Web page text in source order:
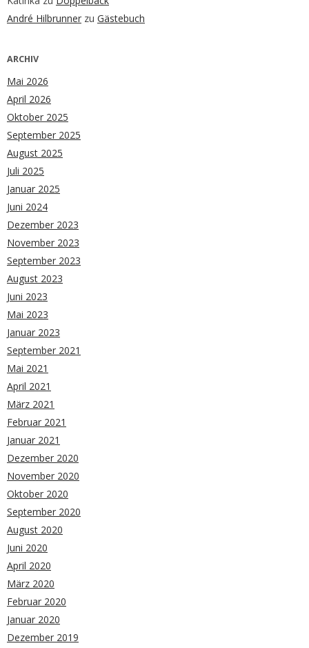
André Hilbrunner zu Gästebuch
ARCHIV
Mai 2026
April 2026
Oktober 2025
September 2025
August 2025
Juli 2025
Januar 2025
Juni 2024
Dezember 2023
November 2023
September 2023
August 2023
Juni 2023
Mai 2023
Januar 2023
September 2021
Mai 2021
April 2021
März 2021
Februar 2021
Januar 2021
Dezember 2020
November 2020
Oktober 2020
September 2020
August 2020
Juni 2020
April 2020
März 2020
Februar 2020
Januar 2020
Dezember 2019